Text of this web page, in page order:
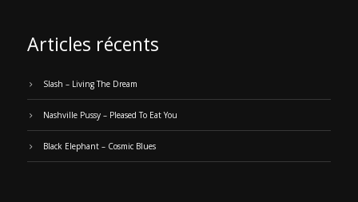
Articles récents
Slash – Living The Dream
Nashville Pussy – Pleased To Eat You
Black Elephant – Cosmic Blues